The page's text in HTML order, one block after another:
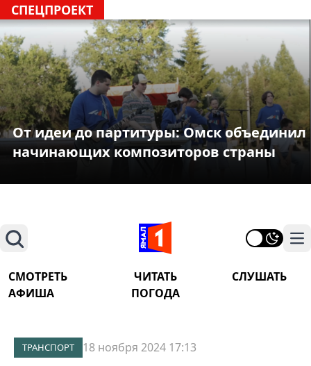
СПЕЦПРОЕКТ
От идеи до партитуры: Омск объединил
начинающих композиторов страны
Поиск
СМОТРЕТЬ ЧИТАТЬ
СЛУШАТЬ
АФИША
ПОГОДА
ТРАНСПОРТ 18 ноября 2024 17:13